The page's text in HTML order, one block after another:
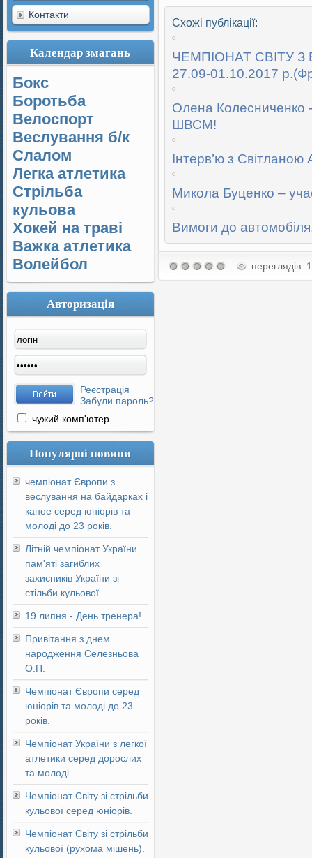
Контакти
Календар змагань
Бокс
Боротьба
Велоспорт
Веслування б/к
Cлалом
Легка атлетика
Стрільба
кульова
Хокей на траві
Важка атлетика
Волейбол
Авторизація
Реєстрація
Забули пароль?
чужий комп'ютер
Популярні новини
чемпіонат Європи з
веслування на байдарках і
каное серед юніорів та
молоді до 23 років.
Літній чемпіонат України
пам'яті загиблих
захисників України зі
стільби кульової.
19 липня - День тренера!
Привітання з днем
народження Селезньова
О.П.
Чемпіонат Європи серед
юніорів та молоді до 23
років.
Чемпіонат України з легкої
атлетики серед дорослих
та молоді
Чемпіонат Світу зі стрільби
кульової серед юніорів.
Чемпіонат Світу зі стрільби
кульової (рухома мішень).
Схожі публікації:
ЧЕМПІОНАТ СВІТУ
27.09-01.10.2017
Олена Колесниченко
ШВСМ!
Інтерв’ю з
Микола Буценко –
Вимоги до автомобіля,
переглядів: